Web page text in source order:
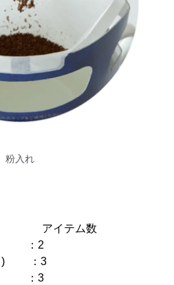
粉入れ
テム数
：2
ク) ：3
) ：3